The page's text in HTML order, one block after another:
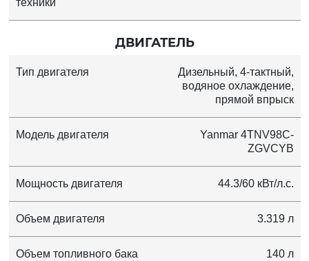
техники
ДВИГАТЕЛЬ
Тип двигателя
Дизельный, 4-тактный,
водяное охлаждение,
прямой впрыск
Модель двигателя
Yanmar 4TNV98C-
ZGVCYB
Мощность двигателя 44.3/60 кВт/л.с.
Объем двигателя 3.319 л
Объем топливного бака 140 л